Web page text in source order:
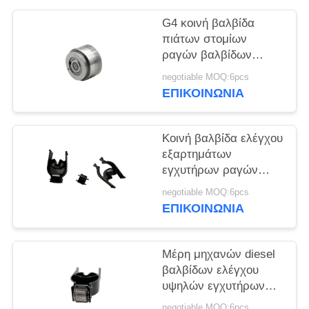
G4 κοινή βαλβίδα
πιάτων στομίων
ραγών βαλβίδων
ελέγχου εγχύσεων για
Denso piezo
negotiable MOQ:6pcs
ΕΠΙΚΟΙΝΩΝΙΑ
Κοινή βαλβίδα ελέγχου
εξαρτημάτων
εγχυτήρων ραγών
28373983 για το diesel
625C
negotiable MOQ:6pcs
ΕΠΙΚΟΙΝΩΝΙΑ
Μέρη μηχανών diesel
βαλβίδων ελέγχου
υψηλών εγχυτήρων
9308-625C 28394612